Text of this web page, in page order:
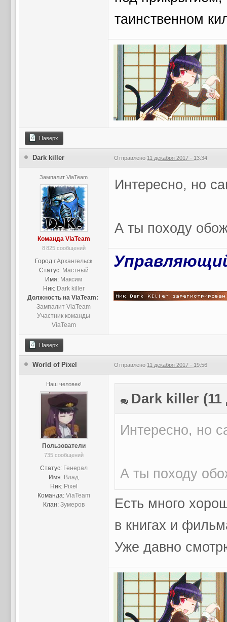
таинственном
Наверх
Dark killer Отправлено 11 декабря 2017 - 13:34
Зампалит ViaTeam
Команда ViaTeam
8 825 сообщений
Город г.Архангельск
Статус: Мастный
Имя: Максим
Ник: Dark killer
Должность на ViaTeam:
Зампалит ViaTeam
Участник команды
ViaTeam
Интересно, но
А ты походу
Наверх
World of Pixel Отправлено 11 декабря 2017 - 19:56
Наш человек!
Пользователи
735 сообщений
Статус: Генерал
Имя: Влад
Ник: Pixel
Команда: ViaTeam
Клан: Зумеров
Dark killer (11
Интересно, но
А ты походу
Есть много
в книгах и
Уже давно